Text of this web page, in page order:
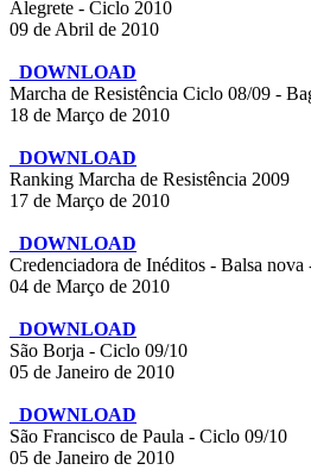
Alegrete - Ciclo 2010
09 de Abril de 2010
DOWNLOAD
Marcha de Resistência Ciclo 08/09 -
18 de Março de 2010
DOWNLOAD
Ranking Marcha de Resistência 2009
17 de Março de 2010
DOWNLOAD
Credenciadora de Inéditos - Balsa
04 de Março de 2010
DOWNLOAD
São Borja - Ciclo 09/10
05 de Janeiro de 2010
DOWNLOAD
São Francisco de Paula - Ciclo 09/10
05 de Janeiro de 2010